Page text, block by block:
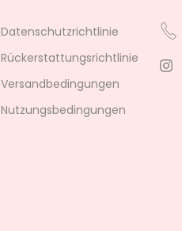
Datenschutzrichtlinie
Rückerstattungsrichtlinie
Versandbedingungen
Nutzungsbedingungen